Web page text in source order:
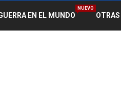
EN EL MUNDO
NUEVO
OTRAS